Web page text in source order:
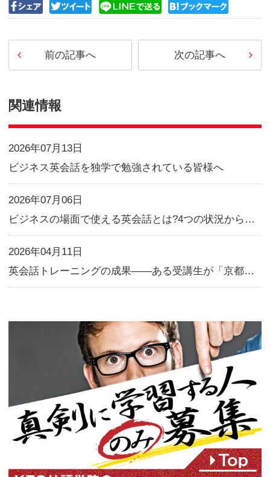
うです。患者さん一人ひとりを
には全くオリジナルな人間像が
のが最先端の看護だそうです。
そうありたい、と思えるよう
た。
KEC外語学院 KEC Foreign
大阪・京都の英会話スクール
｜初心者の日常英会話６カ月マ
ロ・通訳レベルまで驚異的な上